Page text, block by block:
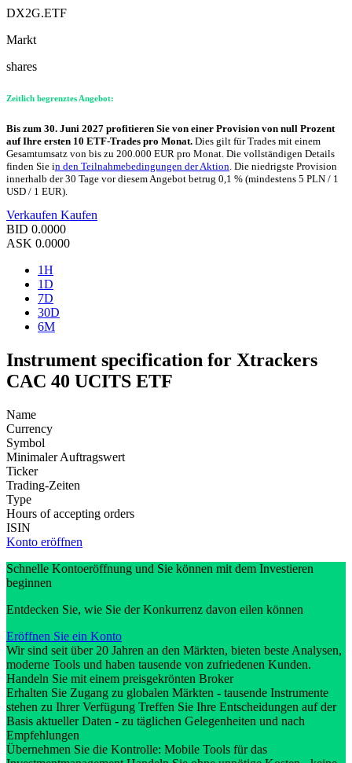
DX2G.ETF
Markt
shares
Zeitlich begrenztes Angebot:
Bis zum 30. Juni 2027 profitieren Sie von einer Provision von null Prozent
auf Ihre ersten 10 ETF-Trades pro Monat. Dies gilt für Trades mit einem
Gesamtumsatz von bis zu 200.000 EUR pro Monat. Die vollständigen Details
finden Sie in den Teilnahmebedingungen der Aktion. Die niedrigste Provision
innerhalb der 30 Tage vor diesem Angebot betrug 0,1 % (mindestens 5 PLN / 1
USD / 1 EUR).
Verkaufen Kaufen
BID 0.0000
ASK 0.0000
1H
1D
7D
30D
6M
Instrument specification for Xtrackers
CAC 40 UCITS ETF
Name
Currency
Symbol
Minimaler Auftragswert
Ticker
Trading-Zeiten
Type
Hours of accepting orders
ISIN
Konto eröffnen
Schnelle Kontoeröffnung und Sie können mit dem Investieren
beginnen
Entdecken Sie, wie Sie der Konkurrenz davon eilen können
Eröffnen Sie ein Konto
Wir sind seit über 20 Jahren an den Märkten, bieten beste Analysen,
moderne Tools und haben tausende von zufriedenen Kunden.
Handeln Sie mit einem preisgekrönten Broker
Erhalten Sie Zugang zu globalen Märkten - tausende Instrumente
stehen zu Ihrer Verfügung Treffen Sie Ihre Entscheidungen auf der
Basis aktueller Daten - zu täglichen Gelegenheiten und nach
Empfehlungen
Übernehmen Sie die Kontrolle: Mobile Tools für das